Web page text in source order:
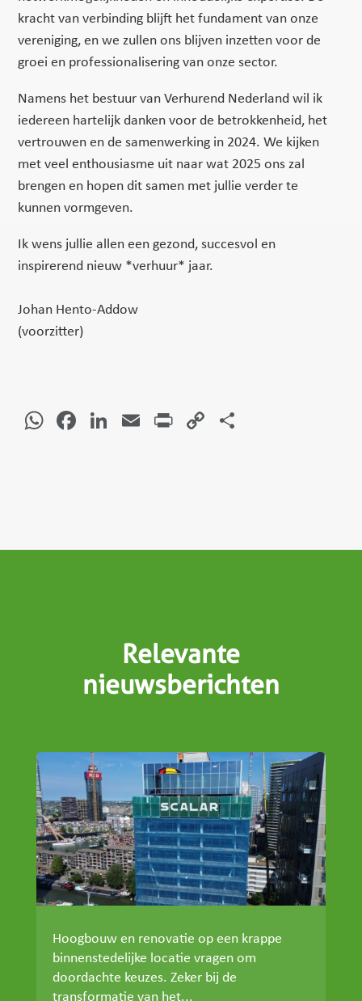
kracht van verbinding blijft het fundament van onze
vereniging, en we zullen ons blijven inzetten voor de
groei en professionalisering van onze sector.
Namens het bestuur van Verhurend Nederland wil ik
iedereen hartelijk danken voor de betrokkenheid, het
vertrouwen en de samenwerking in 2024. We kijken
met veel enthousiasme uit naar wat 2025 ons zal
brengen en hopen dit samen met jullie verder te
kunnen vormgeven.
Ik wens jullie allen een gezond, succesvol en
inspirerend nieuw *verhuur* jaar.
Johan Hento-Addow
(voorzitter)
WhatsApp
Facebook
LinkedIn
EmailPrintCopy
Relevante
nieuwsberichten
Hoogbouw en renovatie op een krappe
binnenstedelijke locatie vragen om
doordachte keuzes. Zeker bij de
transformatie van het...